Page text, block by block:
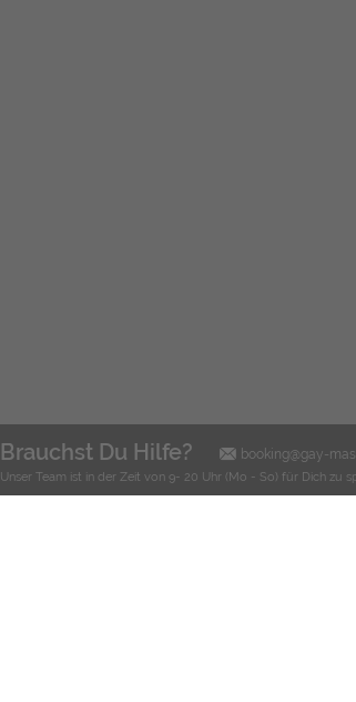
Brauchst Du Hilfe?
Unser Team ist in der Zeit von 9- 20 Uhr (Mo - So) für Dich zu
booking@gay-